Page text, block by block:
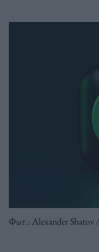
Φωτ.: Alexander Shatov